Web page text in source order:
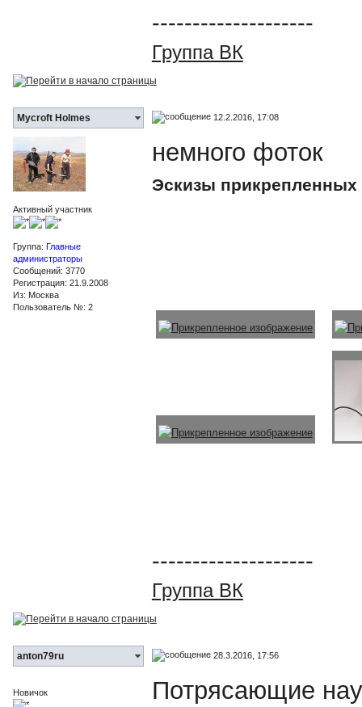
--------------------
Группа ВК
Mycroft Holmes 12.2.2016, 17:08
Активный участник
Группа: Главные
администраторы
Сообщений: 3770
Регистрация: 21.9.2008
Из: Москва
Пользователь №: 2
немного фоток
Эскизы прикрепленных
--------------------
Группа ВК
anton79ru 28.3.2016, 17:56
Новичок
Потрясающие